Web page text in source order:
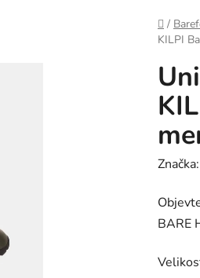
Domů
/
KILPI
Značka:
BARE